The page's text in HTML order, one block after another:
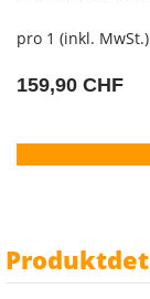
pro 1 (inkl. MwSt.)
159,90 CHF